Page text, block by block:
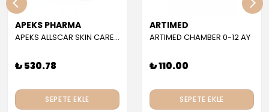
APEKS PHARMA
APEKS ALLSCAR SKIN CARE GEL 30 ML
₺ 530.78
SEPETE EKLE
ARTIMED
ARTIMED CHAMBER 0-12 AY
₺ 110.00
SEPETE EKLE